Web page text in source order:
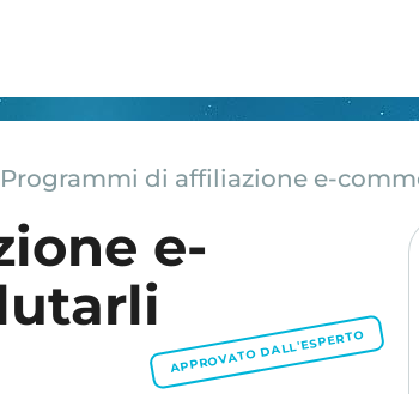
Programmi di affiliazione e-
e-
APPROVATO DALL'ESPERTO